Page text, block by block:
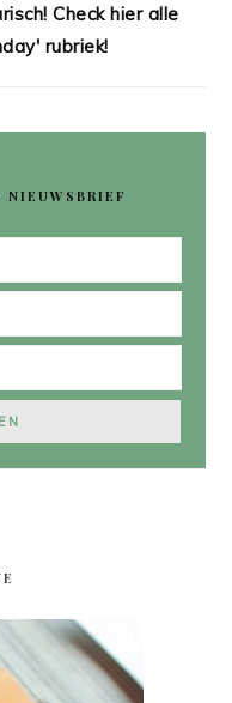
Check hier alle
rubriek!
NIEUWSBRIEF